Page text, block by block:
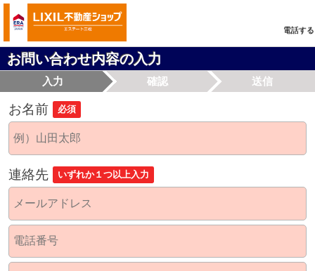
電話する
お問い合わせ内容の入力
入力 確認 送信
お名前 必須
連絡先 いずれか１つ以上入力